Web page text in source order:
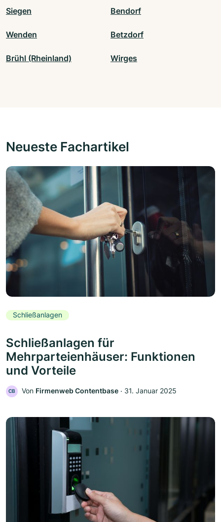
Siegen Bendorf
Wenden Betzdorf
Brühl (Rheinland) Wirges
Neueste Fachartikel
Schließanlagen
Schließanlagen für
Mehrparteienhäuser: Funktionen
und Vorteile
CB Von Firmenweb Contentbase ‧ 31. Januar 2025